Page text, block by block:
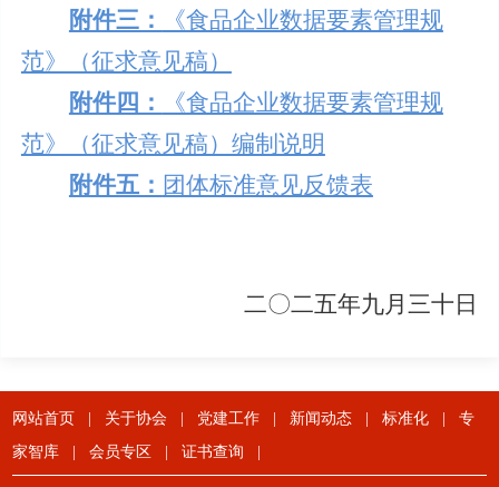
附件三：
《食品企业数据要素管理规
范》（征求意见稿）
附件四：
《食品企业数据要素管理规
范》（征求意见稿）编制说明
附件五： 团体标准意见反馈表
二〇二五年九月三十日
网站首页 关于协会 党建工作 新闻动态 标准化
专
家智库
会员专区 证书查询